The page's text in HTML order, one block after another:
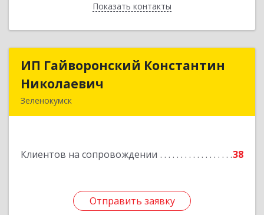
Показать контакты
Назад
ИП Гайворонский Константин
Николаевич
Зеленокумск
Клиентов на сопровождении 38
Отправить заявку
ИП Гайворонский Константин
Подробнее
Отправить заявку